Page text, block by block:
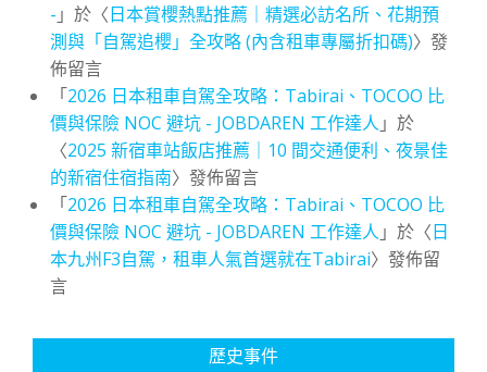
- 」於〈日本賞櫻熱點推薦｜精選必訪名所、花期預
測與「自駕追櫻」全攻略 (內含租車專屬折扣碼)〉發
佈留言
「2026 日本租車自駕全攻略：Tabirai、TOCOO 比
價與保險 NOC 避坑 - JOBDAREN 工作達人 」於
〈2025 新宿車站飯店推薦｜10 間交通便利、夜景佳
的新宿住宿指南〉發佈留言
「2026 日本租車自駕全攻略：Tabirai、TOCOO 比
價與保險 NOC 避坑 - JOBDAREN 工作達人 」於〈日
本九州F3自駕，租車人氣首選就在Tabirai〉發佈留
言
歷史事件